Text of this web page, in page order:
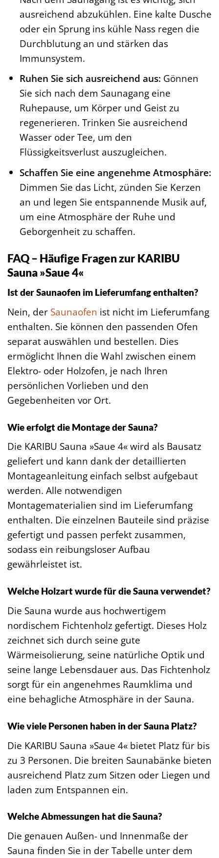
ausreichend abzukühlen. Eine kalte Dusche
oder ein Sprung ins kühle Nass regen die
Durchblutung an und stärken das
Immunsystem.
Ruhen Sie sich ausreichend aus: Gönnen
Sie sich nach dem Saunagang eine
Ruhepause, um Körper und Geist zu
regenerieren. Trinken Sie ausreichend
Wasser oder Tee, um den
Flüssigkeitsverlust auszugleichen.
Schaffen Sie eine angenehme Atmosphäre:
Dimmen Sie das Licht, zünden Sie Kerzen
an und legen Sie entspannende Musik auf,
um eine Atmosphäre der Ruhe und
Geborgenheit zu schaffen.
FAQ – Häufige Fragen zur KARIBU
Sauna »Saue 4«
Ist der Saunaofen im Lieferumfang enthalten?
Nein, der Saunaofen ist nicht im Lieferumfang
enthalten. Sie können den passenden Ofen
separat auswählen und bestellen. Dies
ermöglicht Ihnen die Wahl zwischen einem
Elektro- oder Holzofen, je nach Ihren
persönlichen Vorlieben und den
Gegebenheiten vor Ort.
Wie erfolgt die Montage der Sauna?
Die KARIBU Sauna »Saue 4« wird als Bausatz
geliefert und kann dank der detaillierten
Montageanleitung einfach selbst aufgebaut
werden. Alle notwendigen
Montagematerialien sind im Lieferumfang
enthalten. Die einzelnen Bauteile sind präzise
gefertigt und passen perfekt zusammen,
sodass ein reibungsloser Aufbau
gewährleistet ist.
Welche Holzart wurde für die Sauna verwendet?
Die Sauna wurde aus hochwertigem
nordischem Fichtenholz gefertigt. Dieses Holz
zeichnet sich durch seine gute
Wärmeisolierung, seine natürliche Optik und
seine lange Lebensdauer aus. Das Fichtenholz
sorgt für ein angenehmes Raumklima und
eine behagliche Atmosphäre in der Sauna.
Wie viele Personen haben in der Sauna Platz?
Die KARIBU Sauna »Saue 4« bietet Platz für bis
zu 3 Personen. Die breiten Saunabänke bieten
ausreichend Platz zum Sitzen oder Liegen und
laden zum Entspannen ein.
Welche Abmessungen hat die Sauna?
Die genauen Außen- und Innenmaße der
Sauna finden Sie in der Tabelle unter dem